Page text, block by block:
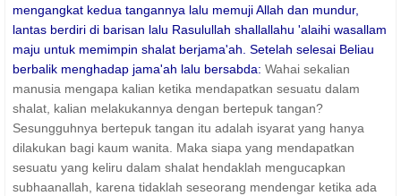
mengangkat kedua tangannya lalu memuji Allah dan mundur,
lantas berdiri di barisan lalu Rasulullah shallallahu 'alaihi wasallam
maju untuk memimpin shalat berjama'ah. Setelah selesai Beliau
berbalik menghadap jama'ah lalu bersabda: Wahai sekalian
manusia mengapa kalian ketika mendapatkan sesuatu dalam
shalat, kalian melakukannya dengan bertepuk tangan?
Sesungguhnya bertepuk tangan itu adalah isyarat yang hanya
dilakukan bagi kaum wanita. Maka siapa yang mendapatkan
sesuatu yang keliru dalam shalat hendaklah mengucapkan
subhaanallah, karena tidaklah seseorang mendengar ketika ada